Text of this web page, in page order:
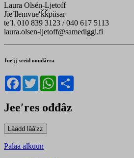
Laura Olsén-Ljetoff
Jieʹllemvueʹǩǩpiisar
teʹl. 010 839 3123 / 040 617 5113
laura.olsen-ljetoff@samediggi.fi
Jueʹjj seeid ooudårra
Facebook
TwitterWhatsApp
Jeeʹres ođđâz
Palaa alkuun